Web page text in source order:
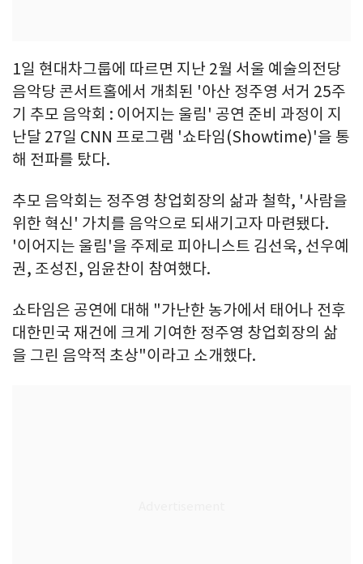
1일 현대차그룹에 따르면 지난 2월 서울 예술의전당
음악당 콘서트홀에서 개최된 '아산 정주영 서거 25주
기 추모 음악회 : 이어지는 울림' 공연 준비 과정이 지
난달 27일 CNN 프로그램 '쇼타임(Showtime)'을 통
해 전파를 탔다.
추모 음악회는 정주영 창업회장의 삶과 철학, '사람을
위한 혁신' 가치를 음악으로 되새기고자 마련됐다.
'이어지는 울림'을 주제로 피아니스트 김선욱, 선우예
권, 조성진, 임윤찬이 참여했다.
쇼타임은 공연에 대해 "가난한 농가에서 태어나 전후
대한민국 재건에 크게 기여한 정주영 창업회장의 삶
을 그린 음악적 초상"이라고 소개했다.